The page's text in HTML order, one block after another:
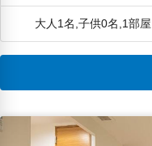
大人1名,子供0名,1部屋